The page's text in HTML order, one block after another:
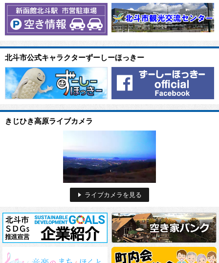
北斗市公式キャラクターずーしーほっきー
きじひき高原ライブカメラ
ライブカメラを見る